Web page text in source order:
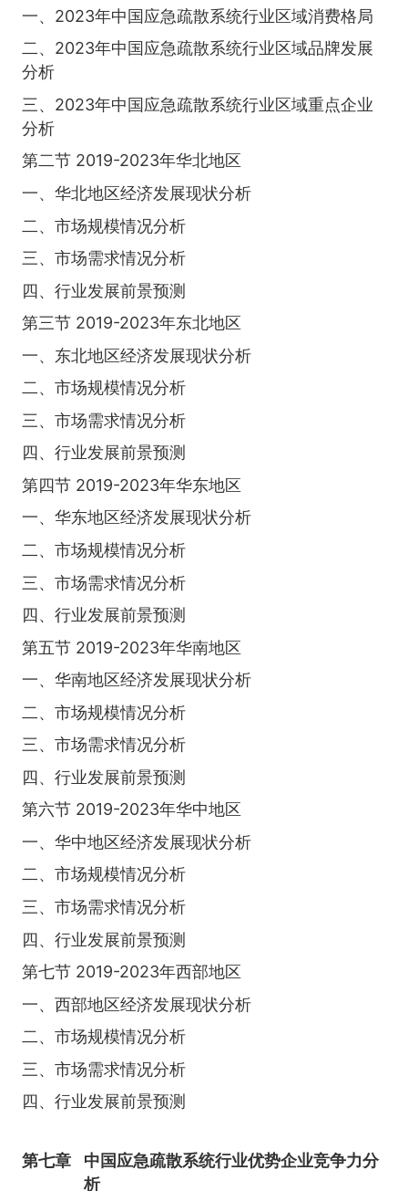
一、2023年中国应急疏散系统行业区域消费格局
二、2023年中国应急疏散系统行业区域品牌发展
分析
三、2023年中国应急疏散系统行业区域重点企业
分析
第二节 2019-2023年华北地区
一、华北地区经济发展现状分析
二、市场规模情况分析
三、市场需求情况分析
四、行业发展前景预测
第三节 2019-2023年东北地区
一、东北地区经济发展现状分析
二、市场规模情况分析
三、市场需求情况分析
四、行业发展前景预测
第四节 2019-2023年华东地区
一、华东地区经济发展现状分析
二、市场规模情况分析
三、市场需求情况分析
四、行业发展前景预测
第五节 2019-2023年华南地区
一、华南地区经济发展现状分析
二、市场规模情况分析
三、市场需求情况分析
四、行业发展前景预测
第六节 2019-2023年华中地区
一、华中地区经济发展现状分析
二、市场规模情况分析
三、市场需求情况分析
四、行业发展前景预测
第七节 2019-2023年西部地区
一、西部地区经济发展现状分析
二、市场规模情况分析
三、市场需求情况分析
四、行业发展前景预测
第七章
中国应急疏散系统行业优势企业竞争力分
析